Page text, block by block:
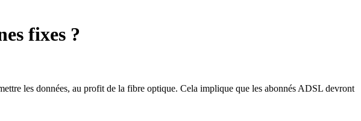
fixes ?
les données, au profit de la fibre optique. Cela implique que les abonnés ADSL devront